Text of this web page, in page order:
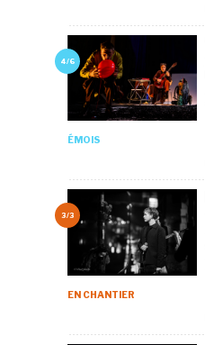
4/6
ÉMOIS
3/3
EN CHANTIER